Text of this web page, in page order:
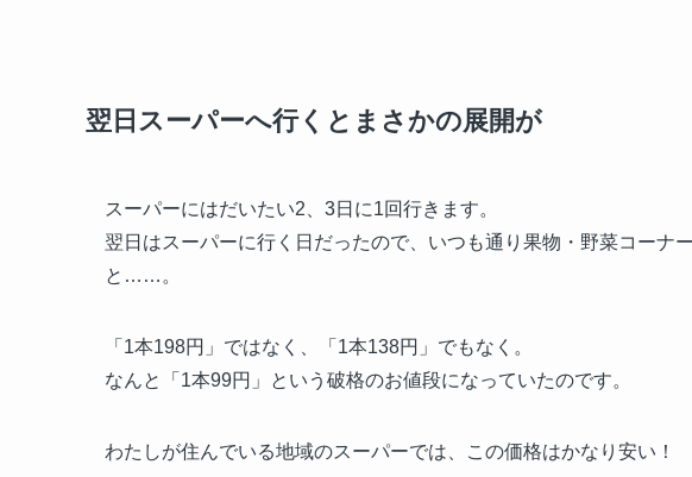
翌日スーパーへ行くとまさかの展開が
スーパーにはだいたい2、3日に1回行きます。
翌日はスーパーに行く日だったので、いつも通り果物・野菜コーナ
と……。
「1本198円」ではなく、「1本138円」でもなく。
なんと「1本99円」という破格のお値段になっていたのです。
わたしが住んでいる地域のスーパーでは、この価格はかなり安い！